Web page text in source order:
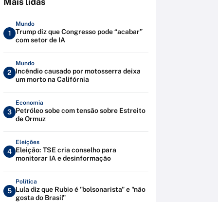
1
Mundo
Trump diz que Congresso pode “acabar”
com setor de IA
2
Mundo
Incêndio causado por motosserra deixa
um morto na Califórnia
3
Economia
Petróleo sobe com tensão sobre Estreito
de Ormuz
4
Eleições
Eleição: TSE cria conselho para
monitorar IA e desinformação
5
Política
Lula diz que Rubio é "bolsonarista" e "não
gosta do Brasil"